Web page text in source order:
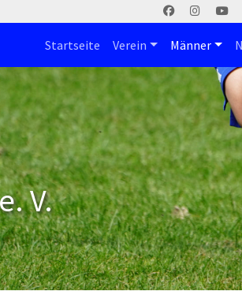
Startseite Verein Männer
V.